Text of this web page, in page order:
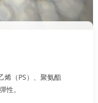
烯（PS）、聚氨酯
性。